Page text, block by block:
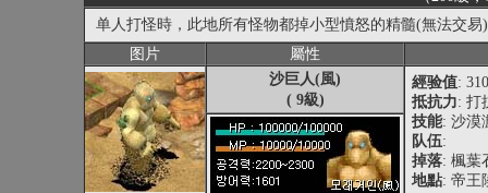
单人打怪時，此地所有怪物都掉小型憤怒的精髓(無法交易
图片
屬性
沙巨人(風)
( 9級)
經验值:
抵抗力: 打
技能: 沙漠
队伍:
掉落: 楓葉
地點: 帝王